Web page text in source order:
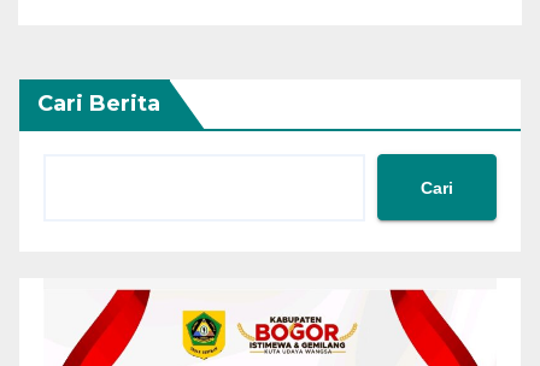
Cari Berita
Cari